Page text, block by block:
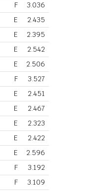
F
3.036
E
2.435
E
2.395
E
2.542
E
2.506
F
3.527
E
2.451
E
2.467
E
2.323
E
2.422
E
2.596
F
3.192
F
3.109